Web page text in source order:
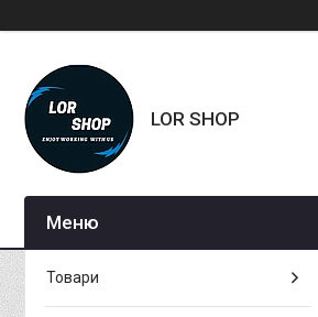
LOR SHOP
Товари